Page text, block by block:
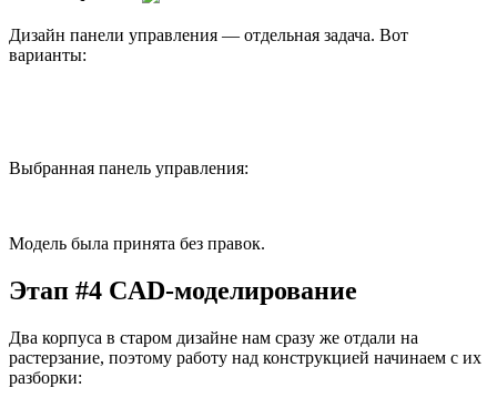
Дизайн панели управления — отдельная задача. Вот
варианты:
Выбранная панель управления:
Модель была принята без правок.
Этап #4 CAD-моделирование
Два корпуса в старом дизайне нам сразу же отдали на
растерзание, поэтому работу над конструкцией начинаем с их
разборки: